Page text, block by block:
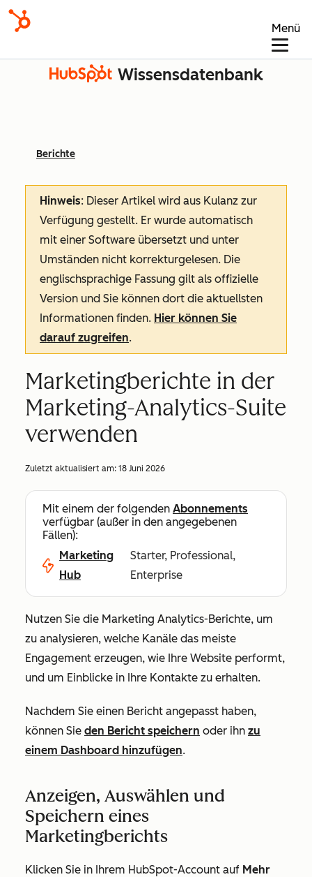
Menü
Wissensdatenbank
Berichte
Hinweis: Dieser Artikel wird aus Kulanz zur
Verfügung gestellt. Er wurde automatisch
mit einer Software übersetzt und unter
Umständen nicht korrekturgelesen. Die
englischsprachige Fassung gilt als offizielle
Version und Sie können dort die aktuellsten
Informationen finden. Hier können Sie
darauf zugreifen.
Marketingberichte in der
Marketing-Analytics-Suite
verwenden
Zuletzt aktualisiert am: 18 Juni 2026
Mit einem der folgenden Abonnements
verfügbar (außer in den angegebenen
Fällen):
Marketing
Hub
Starter, Professional,
Enterprise
Nutzen Sie die Marketing Analytics-Berichte, um
zu analysieren, welche Kanäle das meiste
Engagement erzeugen, wie Ihre Website performt,
und um Einblicke in Ihre Kontakte zu erhalten.
Nachdem Sie einen Bericht angepasst haben,
können Sie den Bericht speichern oder ihn zu
einem Dashboard hinzufügen.
Anzeigen, Auswählen und
Speichern eines
Marketingberichts
Klicken Sie in Ihrem HubSpot-Account auf Mehr